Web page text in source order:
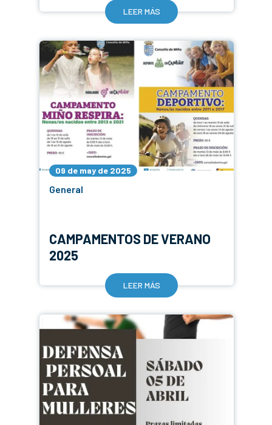
LEER MÁS
09 de may de 2025
General
CAMPAMENTOS DE VERANO
2025
LEER MÁS